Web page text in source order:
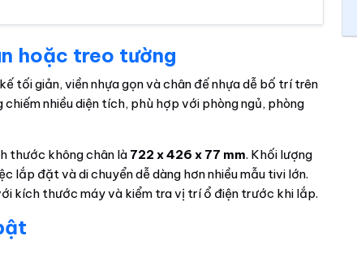
hoặc treo tường
tối giản, viền nhựa gọn và chân đế nhựa dễ bố trí trên
nhiều diện tích, phù hợp với phòng ngủ, phòng
thước không chân là 722 x 426 x 77 mm. Khối lượng
lắp đặt và di chuyển dễ dàng hơn nhiều mẫu tivi lớn.
kích thước máy và kiểm tra vị trí ổ điện trước khi lắp.